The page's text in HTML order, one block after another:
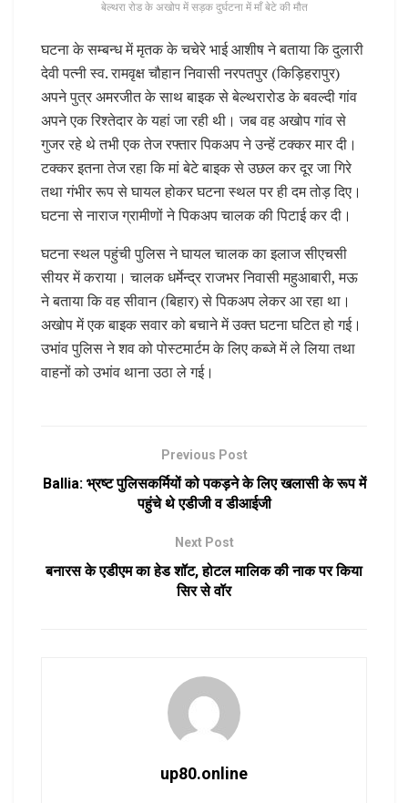
बेल्थरा रोड के अखोप में सड़क दुर्घटना में माँ बेटे की मौत
घटना के सम्बन्ध में मृतक के चचेरे भाई आशीष ने बताया कि दुलारी
देवी पत्नी स्व. रामवृक्ष चौहान निवासी नरपतपुर (किड़िहरापुर)
अपने पुत्र अमरजीत के साथ बाइक से बेल्थरारोड के बवल्दी गांव
अपने एक रिश्तेदार के यहां जा रही थी। जब वह अखोप गांव से
गुजर रहे थे तभी एक तेज रफ्तार पिकअप ने उन्हें टक्कर मार दी।
टक्कर इतना तेज रहा कि मां बेटे बाइक से उछल कर दूर जा गिरे
तथा गंभीर रूप से घायल होकर घटना स्थल पर ही दम तोड़ दिए।
घटना से नाराज ग्रामीणों ने पिकअप चालक की पिटाई कर दी।
घटना स्थल पहुंची पुलिस ने घायल चालक का इलाज सीएचसी
सीयर में कराया। चालक धर्मेन्द्र राजभर निवासी महुआबारी, मऊ
ने बताया कि वह सीवान (बिहार) से पिकअप लेकर आ रहा था।
अखोप में एक बाइक सवार को बचाने में उक्त घटना घटित हो गई।
उभांव पुलिस ने शव को पोस्टमार्टम के लिए कब्जे में ले लिया तथा
वाहनों को उभांव थाना उठा ले गई।
Previous Post
Ballia: भ्रष्ट पुलिसकर्मियों को पकड़ने के लिए खलासी के रूप में
पहुंचे थे एडीजी व डीआईजी
Next Post
बनारस के एडीएम का हेड शॉट, होटल मालिक की नाक पर किया
सिर से वॉर
up80.online